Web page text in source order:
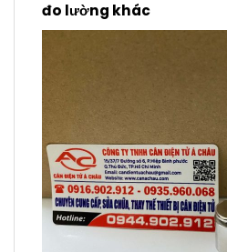
đo lường khác